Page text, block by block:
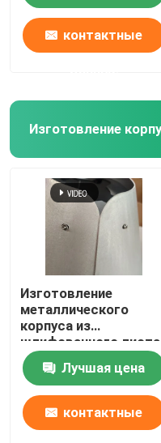
контактные
Изготовление
металлического
корпуса из
шлифованного листа
Нержавеющая сталь
Лучшая цена
контактные